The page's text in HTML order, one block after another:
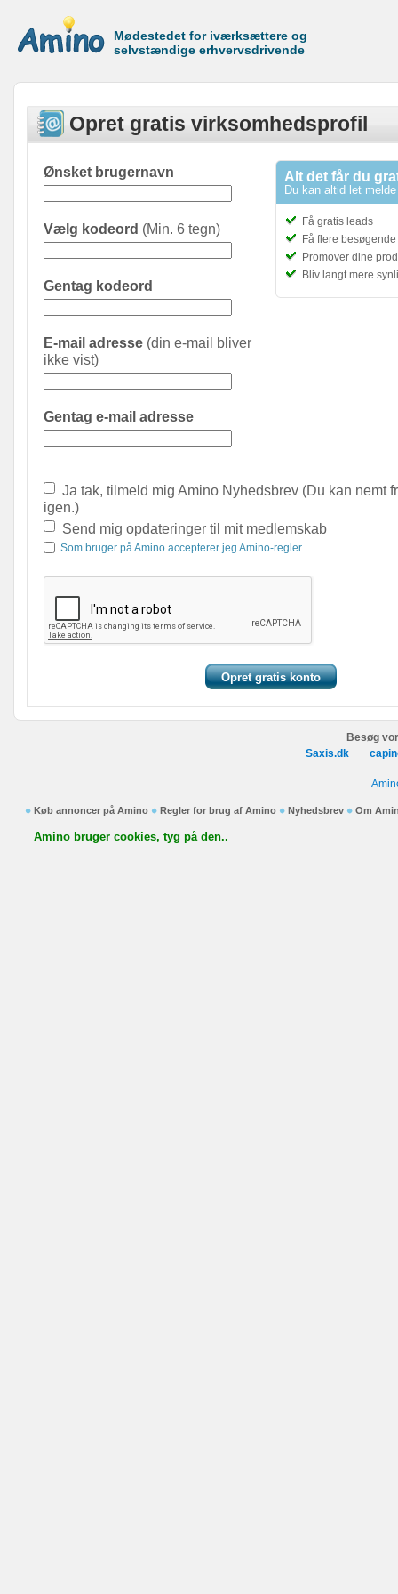
Mødestedet for iværksættere og
selvstændige erhvervsdrivende
Opret gratis virksomhedsprofil
Alt det får du
Du kan altid let
Få gratis leads
Få flere
Promover dine
Bliv langt mere
Ønsket brugernavn
Vælg kodeord (Min. 6 tegn)
Gentag kodeord
E-mail adresse (din e-mail bliver
ikke vist)
Gentag e-mail adresse
Ja tak, tilmeld mig Amino Nyhedsbrev (Du kan nemt
igen.)
Send mig opdateringer til mit medlemskab
Som bruger på Amino accepterer jeg Amino-regler
Besøg
Saxis.dk
Køb annoncer på Amino Regler for brug af Amino Nyhedsbrev Om
Amino bruger cookies, tyg på den..